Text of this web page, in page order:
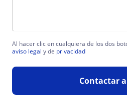
Al hacer clic en cualquiera de los dos
aviso legal y de privacidad
Contactar